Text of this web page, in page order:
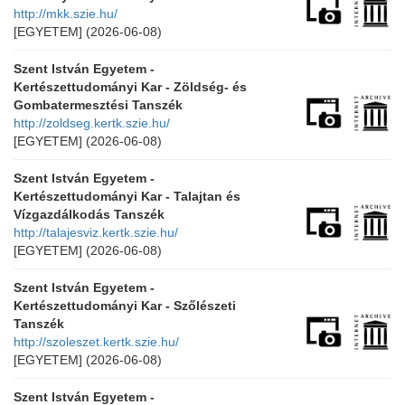
http://mkk.szie.hu/
[EGYETEM] (2026-06-08)
Szent István Egyetem -
Kertészettudományi Kar - Zöldség- és
Gombatermesztési Tanszék
http://zoldseg.kertk.szie.hu/
[EGYETEM] (2026-06-08)
Szent István Egyetem -
Kertészettudományi Kar - Talajtan és
Vízgazdálkodás Tanszék
http://talajesviz.kertk.szie.hu/
[EGYETEM] (2026-06-08)
Szent István Egyetem -
Kertészettudományi Kar - Szőlészeti
Tanszék
http://szoleszet.kertk.szie.hu/
[EGYETEM] (2026-06-08)
Szent István Egyetem -